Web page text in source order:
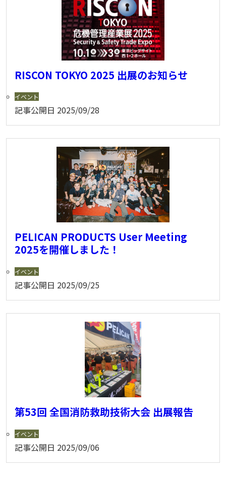
RISCON TOKYO 2025 出展のお知らせ
イベント
記事公開日 2025/09/28
PELICAN PRODUCTS User Meeting
2025を開催しました！
イベント
記事公開日 2025/09/25
第53回 全国消防救助技術大会 出展報告
イベント
記事公開日 2025/09/06